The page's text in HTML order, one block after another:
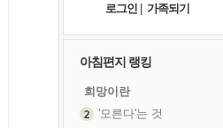
로그인
가족되기
아침편지 랭킹
희망이란
'모른다'는 것